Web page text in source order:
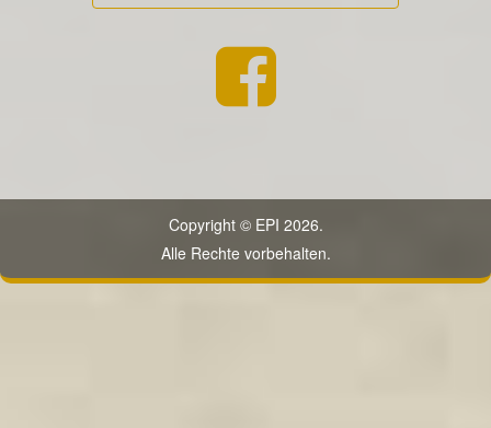
Copyright © EPI 2026.
Alle Rechte vorbehalten.